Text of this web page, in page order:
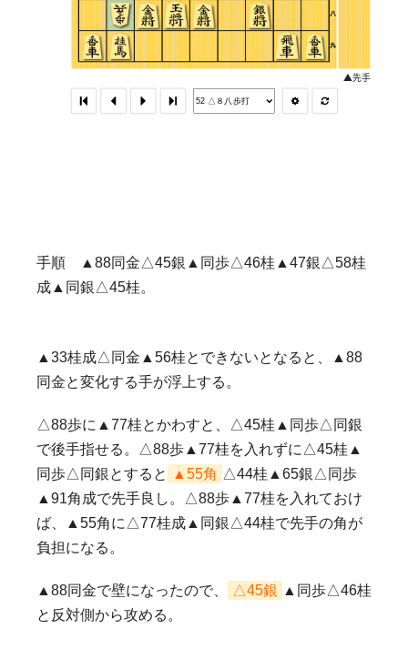
手順 ▲88同金△45銀▲同歩△46桂▲47銀△58桂
成▲同銀△45桂。
▲33桂成△同金▲56桂とできないとなると、▲88
同金と変化する手が浮上する。
△88歩に▲77桂とかわすと、△45桂▲同歩△同銀
で後手指せる。△88歩▲77桂を入れずに△45桂▲
同歩△同銀とすると
▲55角 △44桂▲65銀△同歩
▲91角成で先手良し。△88歩▲77桂を入れておけ
ば、▲55角に△77桂成▲同銀△44桂で先手の角が
負担になる。
▲88同金で壁になったので、 △45銀 ▲同歩△46桂
と反対側から攻める。